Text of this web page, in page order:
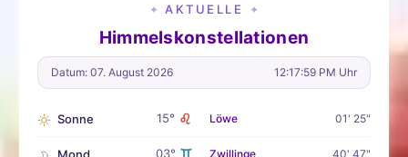
✦ AKTUELLE ✦
Himmelskonstellationen
Datum: 07. August 2026 12:18:00 PM Uhr
Sonne 15° ♌ Löwe 01' 25"
03° Zwillinge 40' 47"